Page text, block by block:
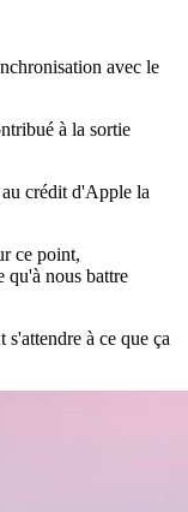
avec le
à la sortie
crédit d'Apple la
ce point,
qu'à nous battre
à ce que ça